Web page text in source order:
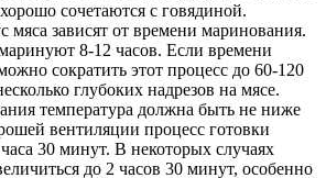
сочетаются с говядиной.
мяса зависят от времени маринования.
8-12 часов. Если времени
сократить этот процесс до 60-120
глубоких надрезов на мясе.
температура должна быть не ниже
вентиляции процесс готовки
30 минут. В некоторых случаях
до 2 часов 30 минут, особенно